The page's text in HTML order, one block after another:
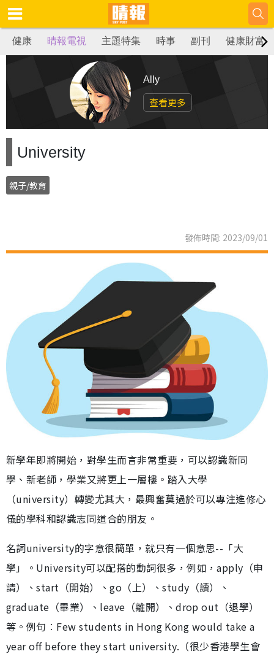
健康 晴報電視 主題特集 時事 副刊 健康財富
Ally
查看更多
University
親子/教育
發佈時間: 2023/09/01
新學年即將開始，對學生而言非常重要，可以認識新同
學、新老師，學業又將更上一層樓。踏入大學
（university）轉變尤其大，最興奮莫過於可以專注進修心
儀的學科和認識志同道合的朋友。
名詞university的字意很簡單，就只有一個意思--「大
學」。University可以配搭的動詞很多，例如，apply（申
請）、start（開始）、go（上）、study（讀）、
graduate（畢業）、leave（離開）、drop out（退學）
等。例句︰Few students in Hong Kong would take a
year off before they start university.（很少香港學生會